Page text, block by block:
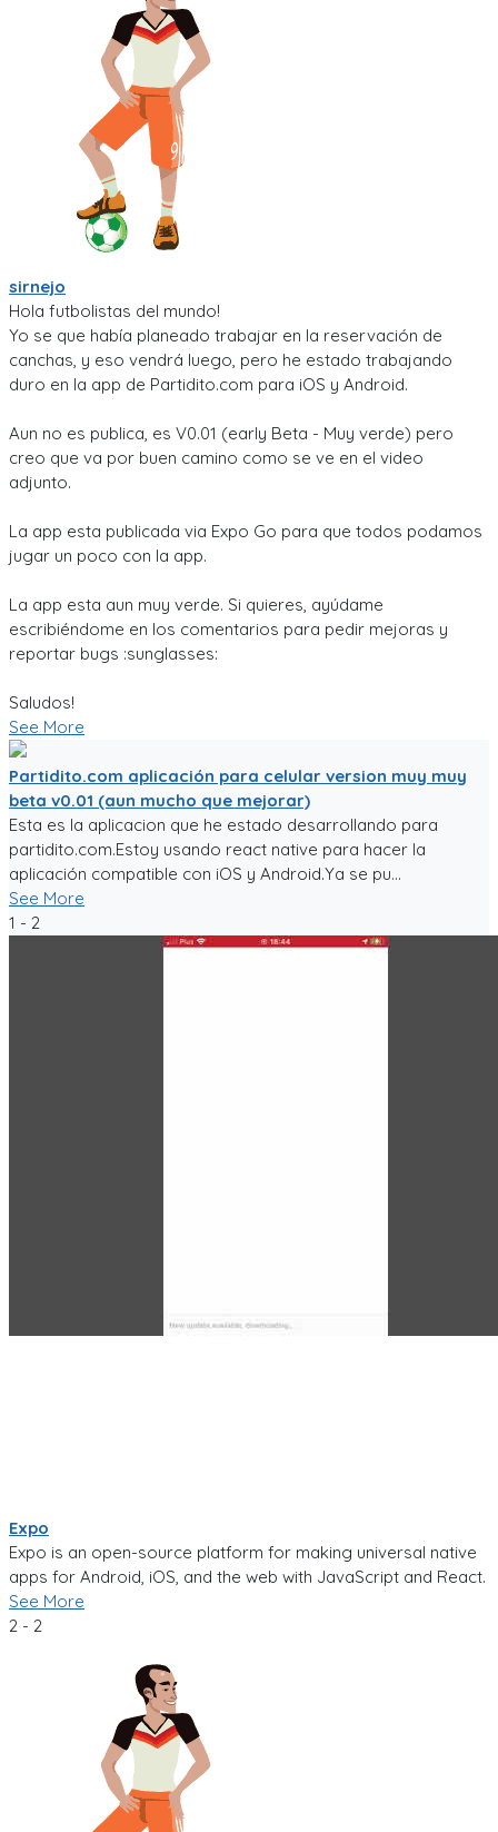
sirnejo
Hola futbolistas del mundo!
Yo se que había planeado trabajar en la reservación de
canchas, y eso vendrá luego, pero he estado trabajando
duro en la app de Partidito.com para iOS y Android.
Aun no es publica, es V0.01 (early Beta - Muy verde) pero
creo que va por buen camino como se ve en el video
adjunto.
La app esta publicada via Expo Go para que todos podamos
jugar un poco con la app.
La app esta aun muy verde. Si quieres, ayúdame
escribiéndome en los comentarios para pedir mejoras y
reportar bugs :sunglasses:
Saludos!
See More
Partidito.com aplicación para celular version muy muy
beta v0.01 (aun mucho que mejorar)
Esta es la aplicacion que he estado desarrollando para
partidito.com.Estoy usando react native para hacer la
aplicación compatible con iOS y Android.Ya se pu...
See More
1 - 2
Expo
Expo is an open-source platform for making universal native
apps for Android, iOS, and the web with JavaScript and React.
See More
2 - 2